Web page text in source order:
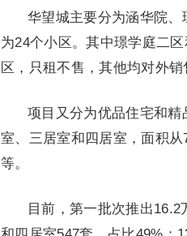
华望城主要分为涵华院
为24个小区。其中璟学庭二
区，只租不售，其他均对外销
项目又分为优品住宅和
室、三居室和四居室，面积
等。
目前，第一批次推出